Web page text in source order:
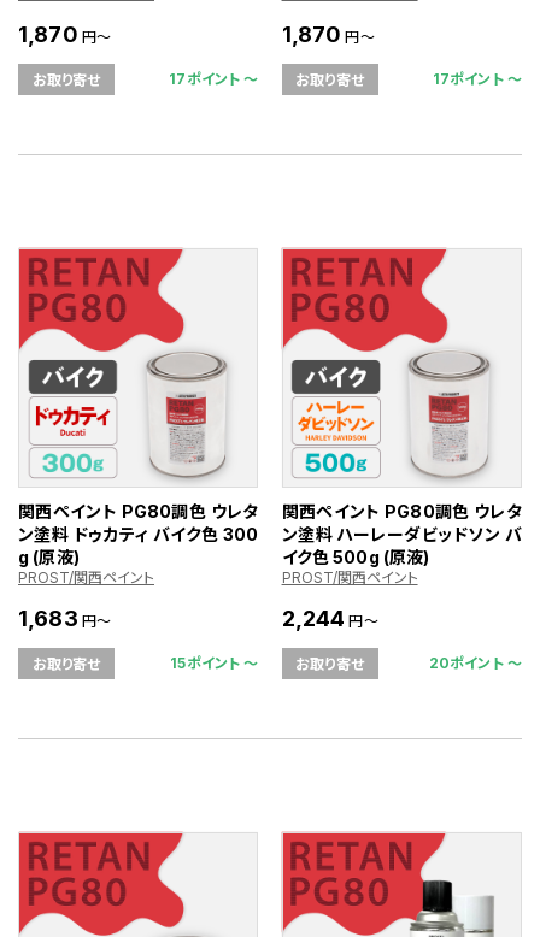
1,870 円～
お取り寄せ 17ポイント 〜
1,870 円～
お取り寄せ 17ポイント 〜
関西ペイント PG80調色 ウレタ
ン塗料 ドゥカティ バイク色 300
g (原液)
PROST/関西ペイント
1,683 円～
お取り寄せ 15ポイント 〜
関西ペイント PG80調色 ウレタ
ン塗料 ハーレーダビッドソン バ
イク色 500g (原液)
PROST/関西ペイント
2,244 円～
お取り寄せ 20ポイント 〜